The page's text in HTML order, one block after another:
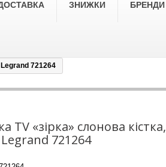
Deriy
ЗНИЖКИ БРЕНДИ
Legrand 721264
TV «зірка» слонова кістка,
721264